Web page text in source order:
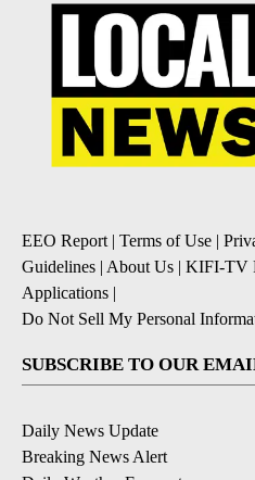
EEO Report| Terms of Use |
Guidelines | About Us | KIFI-TV
Applications |
Do Not Sell My Personal
SUBSCRIBE TO OUR
Daily News Update
Breaking News Alert